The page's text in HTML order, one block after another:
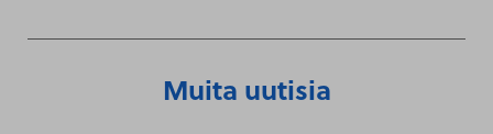
Muita uutisia